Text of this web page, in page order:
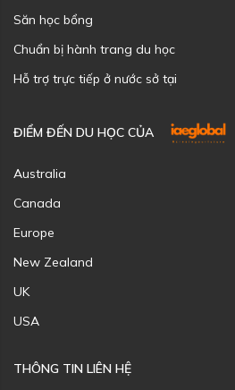
Săn học bổng
Chuẩn bị hành trang du học
Hỗ trợ trực tiếp ở nước sở tại
ĐIỂM ĐẾN DU HỌC CỦA
Australia
Canada
Europe
New Zealand
UK
USA
THÔNG TIN LIÊN HỆ